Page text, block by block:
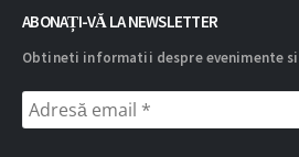
ABONAȚI-VĂ LA NEWSLETTER
Obtineti informatii despre evenimente